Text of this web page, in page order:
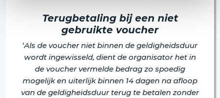
Terugbetaling bij een niet
gebruikte voucher
‘Als de voucher niet binnen de geldigheidsduur
wordt ingewisseld, dient de organisator het in
de voucher vermelde bedrag zo spoedig
mogelijk en uiterlijk binnen 14 dagen na afloop
van de geldigheidsduur terug te betalen zonder